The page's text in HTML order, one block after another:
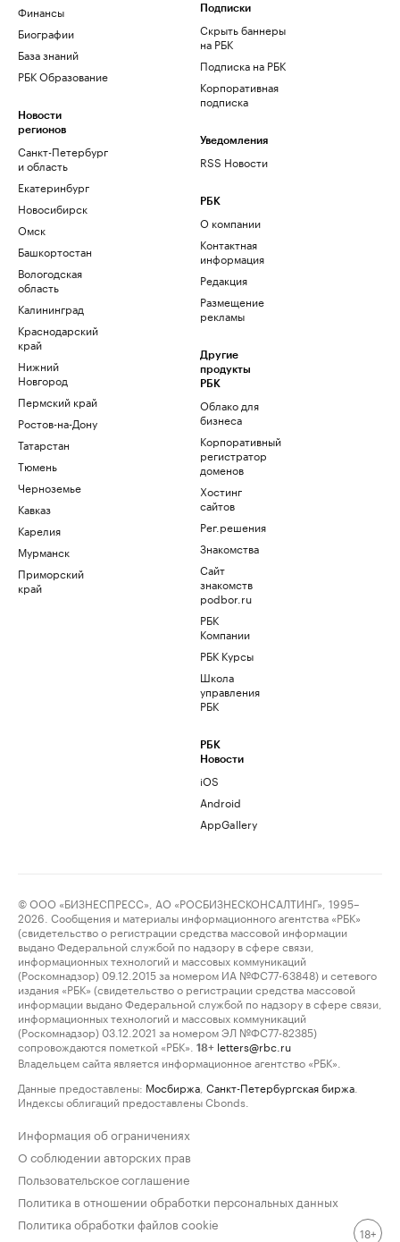
Финансы
Биографии
База знаний
РБК Образование
Новости
регионов
Санкт-Петербург
и область
Екатеринбург
Новосибирск
Омск
Башкортостан
Вологодская
область
Калининград
Краснодарский
край
Нижний
Новгород
Пермский край
Ростов-на-Дону
Татарстан
Тюмень
Черноземье
Кавказ
Карелия
Мурманск
Приморский
край
Подписки
Скрыть баннеры
на РБК
Подписка на РБК
Корпоративная
подписка
Уведомления
RSS Новости
РБК
О компании
Контактная
информация
Редакция
Размещение
рекламы
Другие
продукты
РБК
Облако для
бизнеса
Корпоративный
регистратор
доменов
Хостинг
сайтов
Рег.решения
Знакомства
Сайт
знакомств
podbor.ru
РБК
Компании
РБК Курсы
Школа
управления
РБК
РБК
Новости
iOS
Android
AppGallery
© ООО «БИЗНЕСПРЕСС», АО «РОСБИЗНЕСКОНСАЛТИНГ», 1995–
2026. Сообщения и материалы информационного агентства «РБК»
(свидетельство о регистрации средства массовой информации
выдано Федеральной службой по надзору в сфере связи,
информационных технологий и массовых коммуникаций
(Роскомнадзор) 09.12.2015 за номером ИА №ФС77-63848) и сетевого
издания «РБК» (свидетельство о регистрации средства массовой
информации выдано Федеральной службой по надзору в сфере связи,
информационных технологий и массовых коммуникаций
(Роскомнадзор) 03.12.2021 за номером ЭЛ №ФС77-82385)
сопровождаются пометкой «РБК».
18+ letters@rbc.ru
Владельцем сайта является информационное агентство «РБК».
Данные предоставлены: Мосбиржа Санкт-Петербургская биржа
Индексы облигаций предоставлены Cbonds.
Информация об ограничениях
О соблюдении авторских прав
Пользовательское соглашение
Политика в отношении обработки персональных данных
Политика обработки файлов cookie
18+